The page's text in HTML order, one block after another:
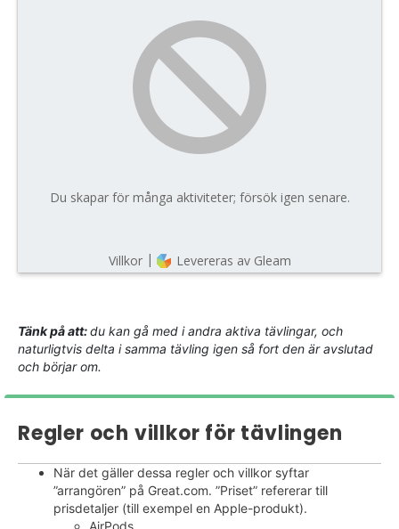
Tänk på att:du kan gå med i andra aktiva tävlingar, och
naturligtvis delta i samma tävling igen så fort den är avslutad
och börjar om.
Regler och villkor för tävlingen
När det gäller dessa regler och villkor syftar
”arrangören” på Great.com. ”Priset” refererar till
prisdetaljer (till exempel en Apple-produkt).
AirPods